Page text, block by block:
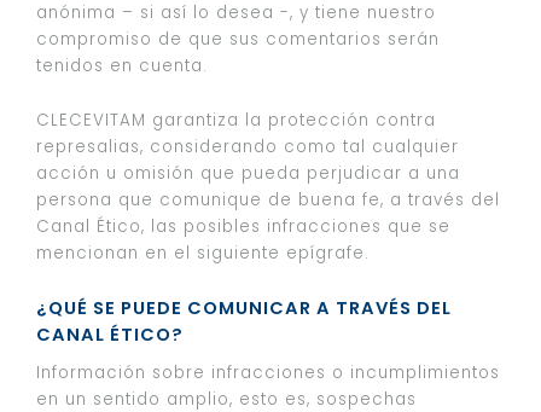
anónima – si así lo desea -, y tiene nuestro
compromiso de que sus comentarios serán
tenidos en cuenta.
CLECEVITAM garantiza la protección contra
represalias, considerando como tal cualquier
acción u omisión que pueda perjudicar a una
persona que comunique de buena fe, a través del
Canal Ético, las posibles infracciones que se
mencionan en el siguiente epígrafe.
¿QUÉ SE PUEDE COMUNICAR A TRAVÉS DEL
CANAL ÉTICO?
Información sobre infracciones o incumplimientos
en un sentido amplio, esto es, sospechas